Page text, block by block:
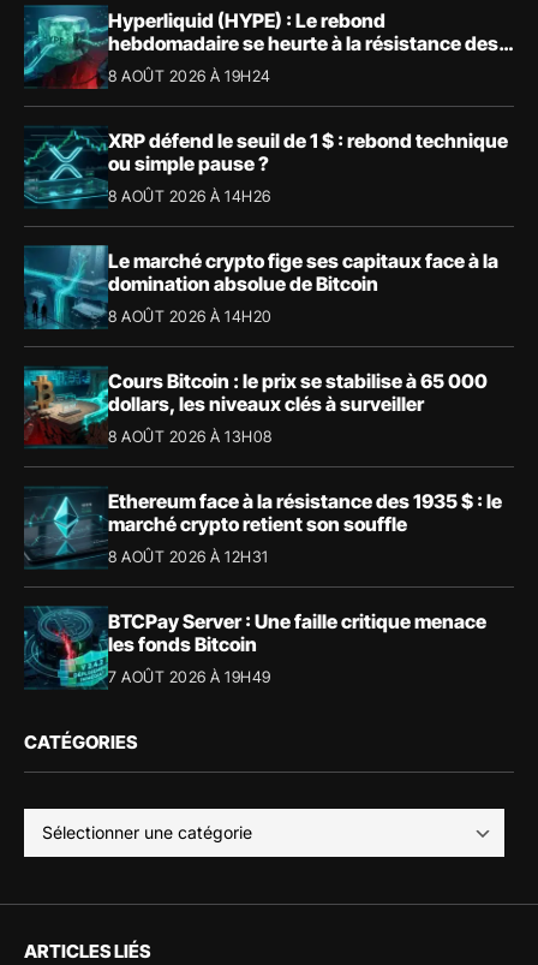
Hyperliquid (HYPE) : Le rebond
hebdomadaire se heurte à la résistance des
57,90 $
8 AOÛT 2026 À 19H24
XRP défend le seuil de 1 $ : rebond technique
ou simple pause ?
8 AOÛT 2026 À 14H26
Le marché crypto fige ses capitaux face à la
domination absolue de Bitcoin
8 AOÛT 2026 À 14H20
Cours Bitcoin : le prix se stabilise à 65 000
dollars, les niveaux clés à surveiller
8 AOÛT 2026 À 13H08
Ethereum face à la résistance des 1935 $ : le
marché crypto retient son souffle
8 AOÛT 2026 À 12H31
BTCPay Server : Une faille critique menace
les fonds Bitcoin
7 AOÛT 2026 À 19H49
CATÉGORIES
ARTICLES LIÉS